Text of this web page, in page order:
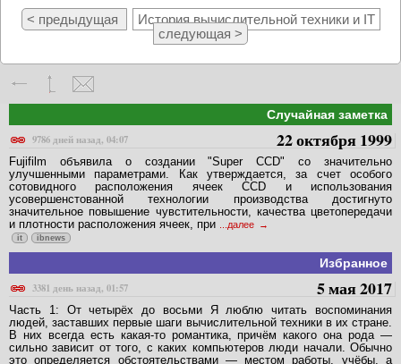
< предыдущая
История вычислительной техники и IT
следующая >
Случайная заметка
9786 дней назад, 04:07
22 октября 1999
Fujifilm объявила о создании "Super CCD" со значительно
улучшенными параметрами. Как утверждается, за счет особого
сотовидного расположения ячеек CCD и использования
усовершенстованной технологии производства достигнуто
значительное повышение чувстительности, качества цветопередачи
и плотности расположения ячеек, при
...далее
it ibnews
Избранное
3381 день назад, 01:57
5 мая 2017
Часть 1: От четырёх до восьми Я люблю читать воспоминания
людей, заставших первые шаги вычислительной техники в их стране.
В них всегда есть какая-то романтика, причём какого она рода —
сильно зависит от того, с каких компьютеров люди начали. Обычно
это определяется обстоятельствами — местом работы, учёбы, а